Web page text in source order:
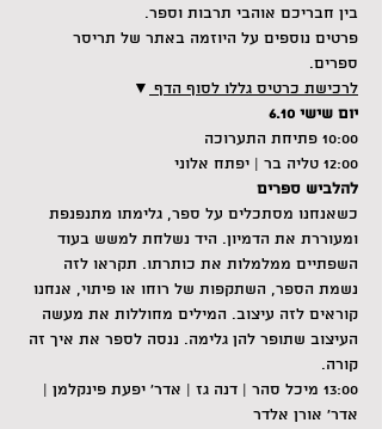
בין חבריכם אוהבי תרבות וספר.
פרטים נוספים על היוזמה באתר של תריסר
ספרים.
לרכישת כרטיס גללו לסוף הדף ▼
יום שישי 6.10
10:00 פתיחת התערוכה
12:00 טליה בר | יפתח אלוני
להלביש ספרים
כשאנחנו מסתכלים על ספר, גלימתו מתנפנפת
ומעוררת את הדמיון. היד נשלחת למשש בעוד
השפתיים ממלמלות את כותרתו. תקראו לזה
נשמת הספר, השתקפות של רוחו או פיתוי, אנחנו
קוראים לזה עיצוב. המילים מחוללות את מעשה
העיצוב שתופר להן גלימה. ננסה לספר את איך זה
קורה.
13:00 מיכל סהר | דנה גז | אדר׳ יפעת פינקלמן |
אדר׳ אורן אלדר